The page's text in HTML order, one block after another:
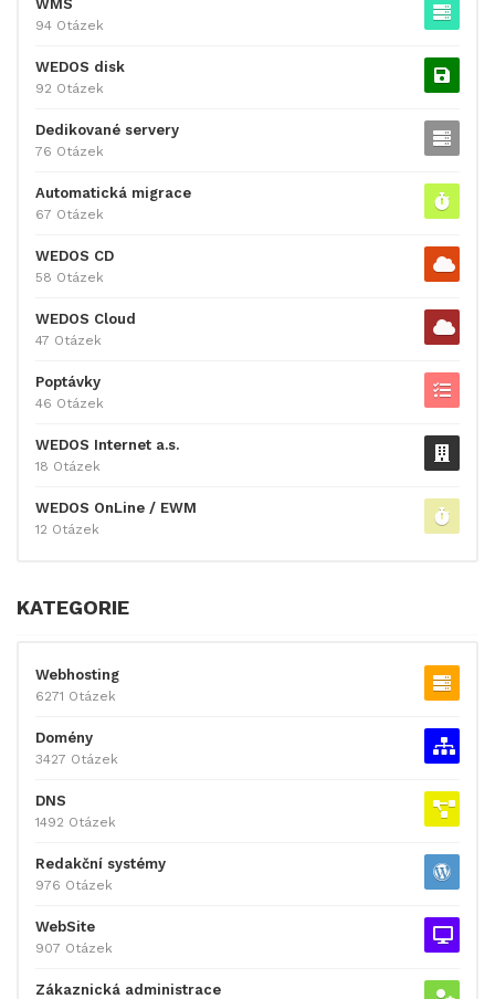
WMS
94 Otázek
WEDOS disk
92 Otázek
Dedikované servery
76 Otázek
Automatická migrace
67 Otázek
WEDOS CD
58 Otázek
WEDOS Cloud
47 Otázek
Poptávky
46 Otázek
WEDOS Internet a.s.
18 Otázek
WEDOS OnLine / EWM
12 Otázek
KATEGORIE
Webhosting
6271 Otázek
Domény
3427 Otázek
DNS
1492 Otázek
Redakční systémy
976 Otázek
WebSite
907 Otázek
Zákaznická administrace